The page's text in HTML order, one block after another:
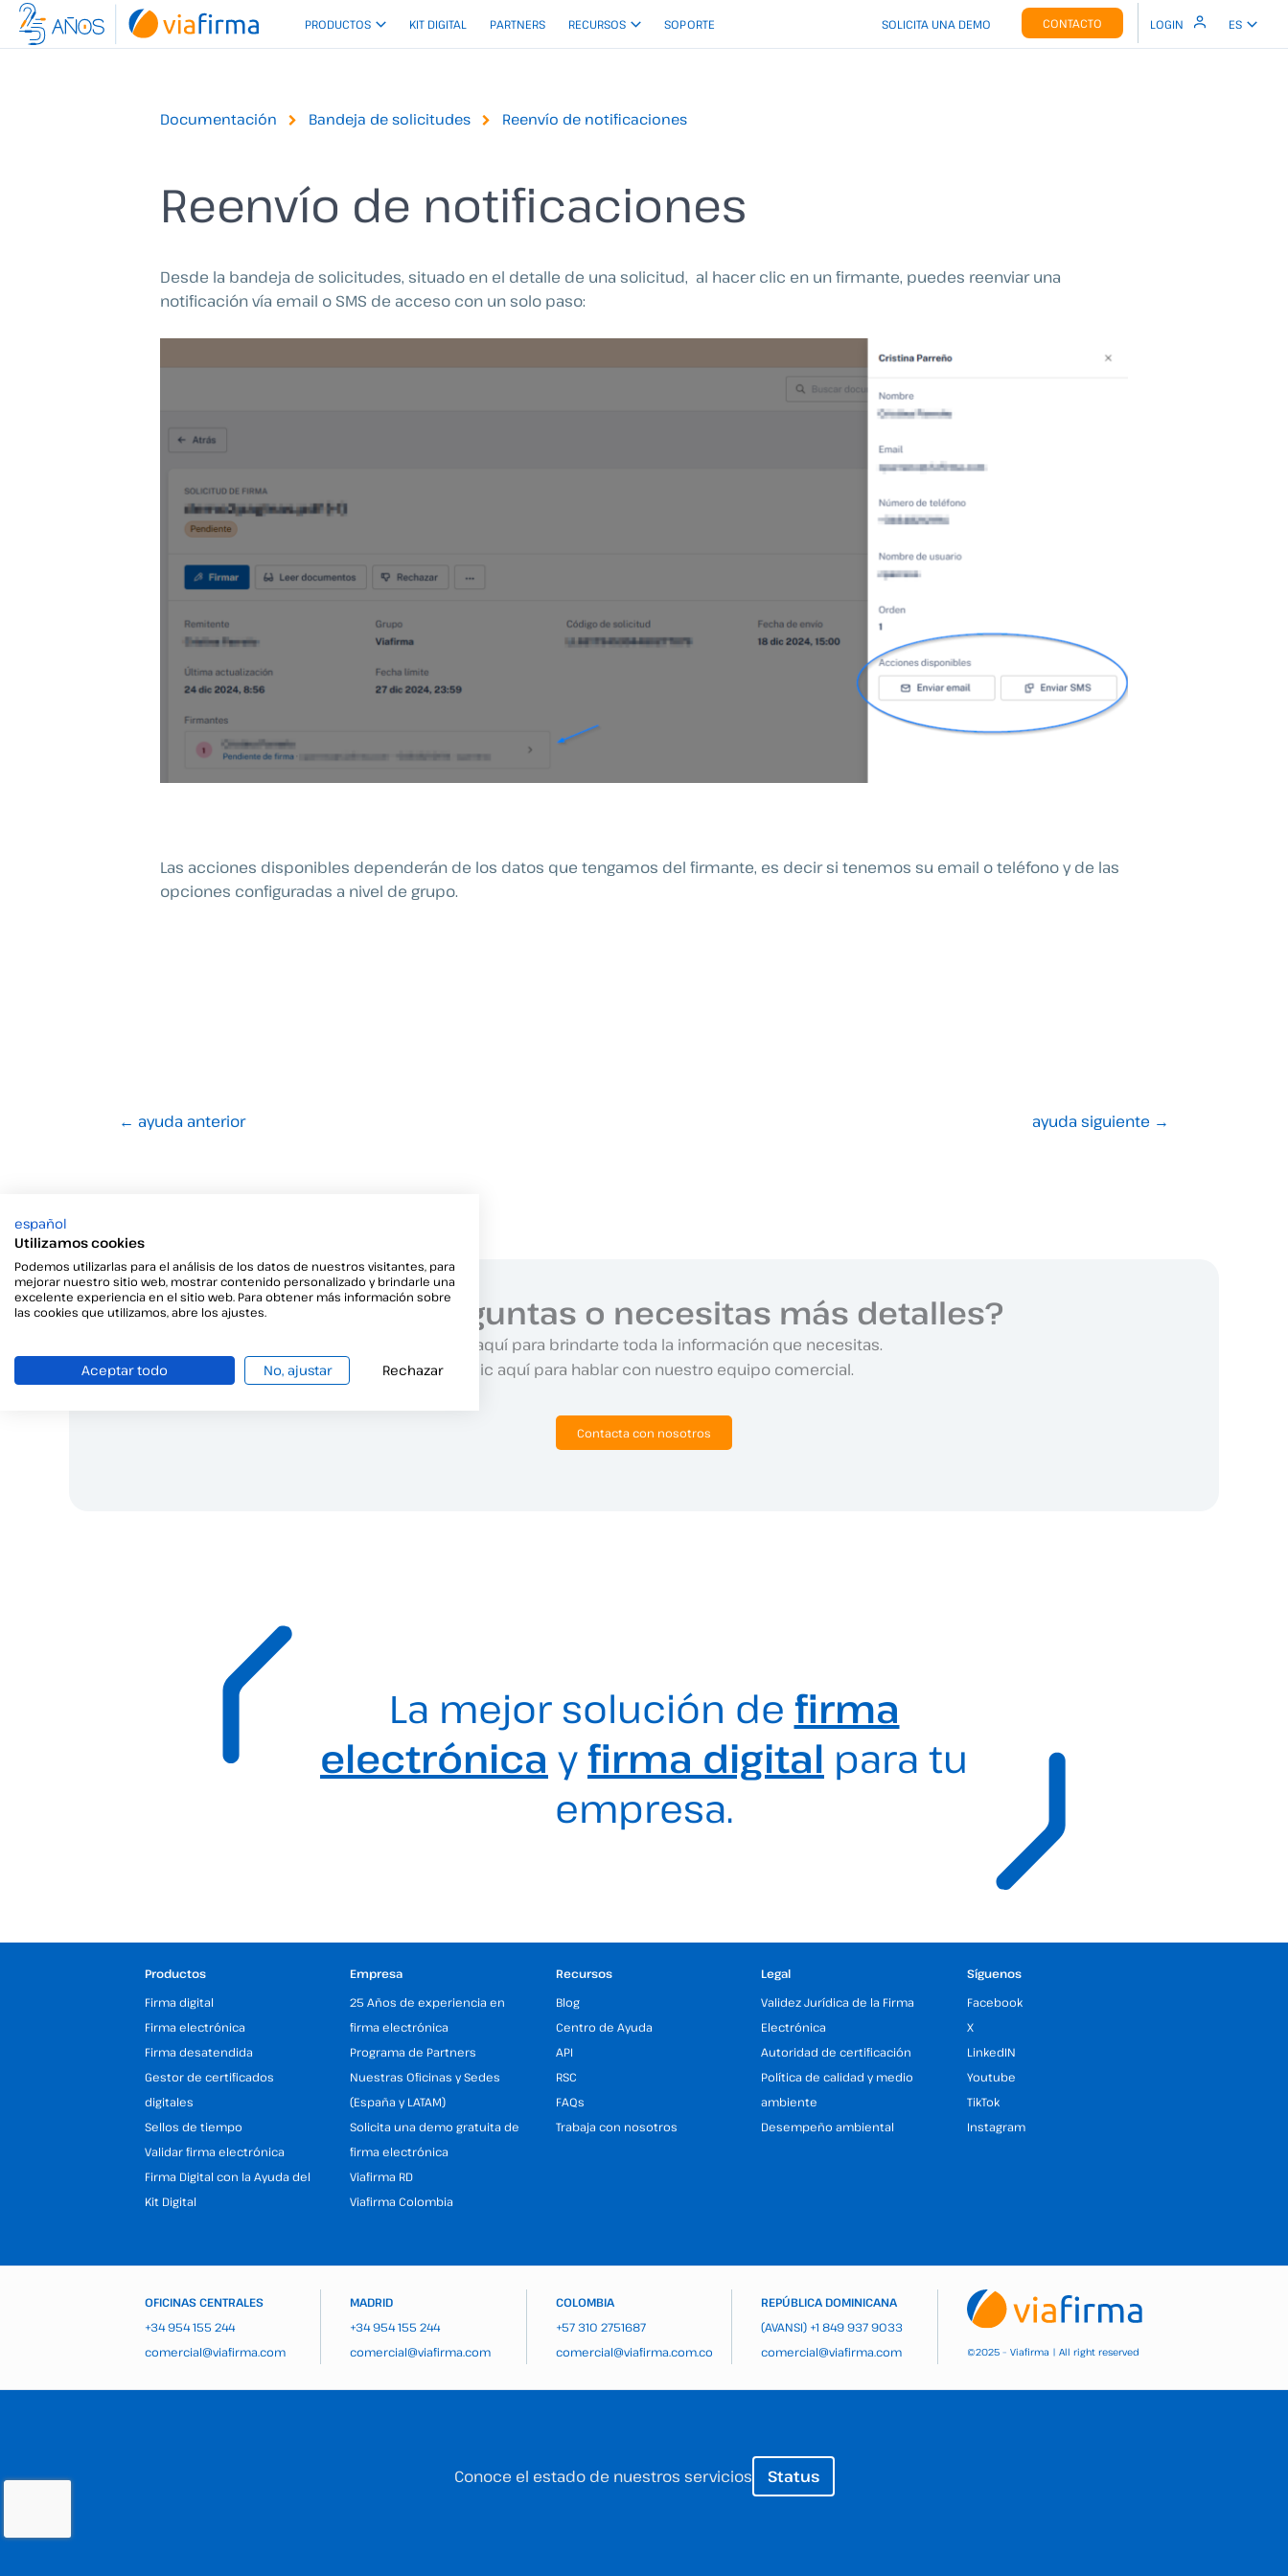
PRODUCTOS KIT DIGITAL PARTNERS RECURSOS SOPORTE SOLICITA UNA DEMO CONTACTO LOGIN ES
Documentación Bandeja de solicitudes Reenvío de notificaciones
Reenvío de notificaciones
Desde la bandeja de solicitudes, situado en el detalle de una solicitud, al hacer clic en un firmante, puedes reenviar una
notificación vía email o SMS de acceso con un solo paso:
Las acciones disponibles dependerán de los datos que tengamos del firmante, es decir si tenemos su email o teléfono y de las
opciones configuradas a nivel de grupo.
← ayuda anterior ayuda siguiente →
¿Tienes preguntas o necesitas más detalles?
Estamos aquí para brindarte toda la información que necesitas.
Haz clic aquí para hablar con nuestro equipo comercial.
Contacta con nosotros
La mejor solución de firma
electrónica yfirma digital para tu
empresa.
Productos
Firma digital
Firma electrónica
Firma desatendida
Gestor de certificados
digitales
Sellos de tiempo
Validar firma electrónica
Firma Digital con la Ayuda del
Kit Digital
Empresa
25 Años de experiencia en
firma electrónica
Programa de Partners
Nuestras Oficinas y Sedes
(España y LATAM)
Solicita una demo gratuita de
firma electrónica
Viafirma RD
Viafirma Colombia
Recursos
Blog
Centro de Ayuda
API
RSC
FAQs
Trabaja con nosotros
Legal
Validez Jurídica de la Firma
Electrónica
Autoridad de certificación
Política de calidad y medio
ambiente
Desempeño ambiental
Síguenos
Facebook
X
LinkedIN
Youtube
TikTok
Instagram
OFICINAS CENTRALES
+34 954 155 244
comercial@viafirma.com
MADRID
+34 954 155 244
comercial@viafirma.com
COLOMBIA
+57 310 2751687
comercial@viafirma.com.co
REPÚBLICA DOMINICANA
(AVANSI) +1 849 937 9033
comercial@viafirma.com
©2025 – Viafirma | All right reserved
Conoce el estado de nuestros servicios Status
español
Utilizamos cookies
Podemos utilizarlas para el análisis de los datos de nuestros visitantes, para
mejorar nuestro sitio web, mostrar contenido personalizado y brindarle una
excelente experiencia en el sitio web. Para obtener más información sobre
las cookies que utilizamos, abre los ajustes.
Aceptar todo No, ajustar Rechazar